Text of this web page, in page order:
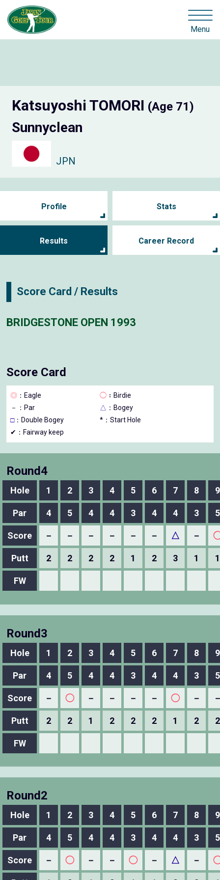
Menu
Katsuyoshi TOMORI (Age 71)
Sunnyclean
JPN
Profile Stats
Results Career Record
Score Card / Results
BRIDGESTONE OPEN 1993
Score Card
◎ ：Eagle ◯ ：Birdie
－
：Par △ ：Bogey
□：Double Bogey
*：Start Hole
✔：Fairway keep
Round4
Hole 1 2 3 4 5 6 7 8 9
Par 4 5 4 4 3 4 4 3 5
Score － － － － － － △ －
Putt 2 2 2 2 1 2 3 1 1
FW
Round3
Hole 1 2 3 4 5 6 7 8 9
Par 4 5 4 4 3 4 4 3 5
Score － ◯ － － － － ◯ －
Putt 2 2 1 2 2 2 1 2 2
FW
Round2
Hole 1 2 3 4 5 6 7 8 9
Par 4 5 4 4 3 4 4 3 5
Score － ◯ － － ◯ － △ －